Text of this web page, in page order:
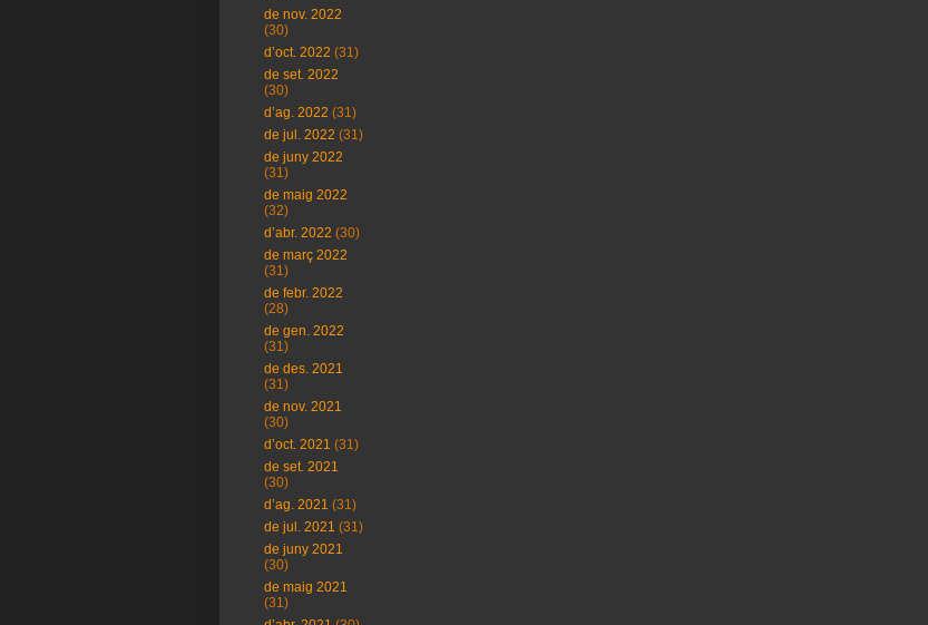
de nov. 2022
(30)
d’oct. 2022 (31)
de set. 2022
(30)
d’ag. 2022 (31)
de jul. 2022 (31)
de juny 2022
(31)
de maig 2022
(32)
d’abr. 2022 (30)
de març 2022
(31)
de febr. 2022
(28)
de gen. 2022
(31)
de des. 2021
(31)
de nov. 2021
(30)
d’oct. 2021 (31)
de set. 2021
(30)
d’ag. 2021 (31)
de jul. 2021 (31)
de juny 2021
(30)
de maig 2021
(31)